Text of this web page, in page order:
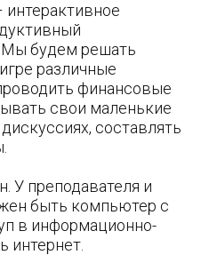
интерактивное
Мы будем решать
различные
финансовые
свои маленькие
составлять
У преподавателя и
быть компьютер с
в информационно-
интернет.